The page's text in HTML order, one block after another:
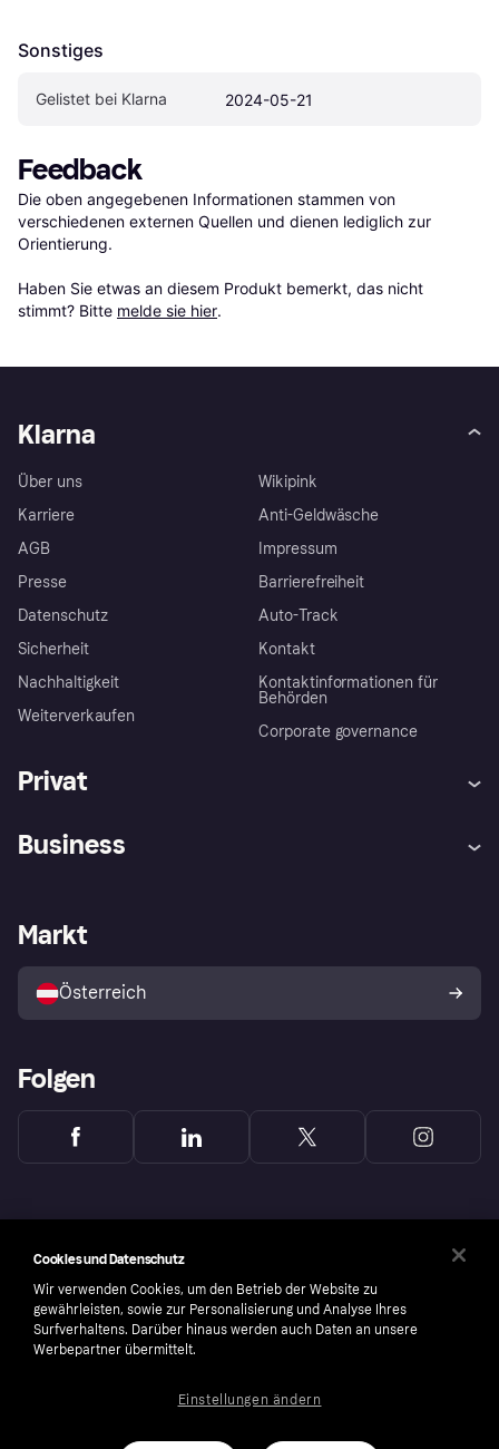
Sonstiges
Gelistet bei Klarna 2024-05-21
Feedback
Die oben angegebenen Informationen stammen von
verschiedenen externen Quellen und dienen lediglich zur
Orientierung.
Haben Sie etwas an diesem Produkt bemerkt, das nicht
stimmt? Bitte melde sie hier.
Klarna
Über uns
Karriere
AGB
Presse
Datenschutz
Sicherheit
Nachhaltigkeit
Weiterverkaufen
Wikipink
Anti-Geldwäsche
Impressum
Barrierefreiheit
Auto-Track
Kontakt
Kontaktinformationen für
Behörden
Corporate governance
Privat
Shops entdecken
Business
Händlerportal
Markt
Österreich
Folgen
number: 556737-0431
Cookies und Datenschutz
Wir verwenden Cookies, um den Betrieb der Website zu
gewährleisten, sowie zur Personalisierung und Analyse Ihres
Surfverhaltens. Darüber hinaus werden auch Daten an unsere
Werbepartner übermittelt.
Einstellungen ändern